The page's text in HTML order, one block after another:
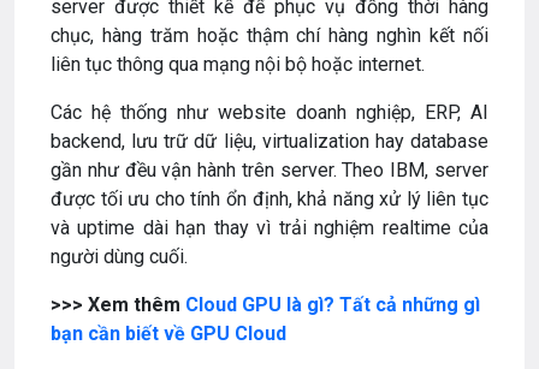
server được thiết kế để phục vụ đồng thời hàng
chục, hàng trăm hoặc thậm chí hàng nghìn kết nối
liên tục thông qua mạng nội bộ hoặc internet.
Các hệ thống như website doanh nghiệp, ERP, AI
backend, lưu trữ dữ liệu, virtualization hay database
gần như đều vận hành trên server. Theo IBM, server
được tối ưu cho tính ổn định, khả năng xử lý liên tục
và uptime dài hạn thay vì trải nghiệm realtime của
người dùng cuối.
>>> Xem thêm Cloud GPU là gì? Tất cả những gì
bạn cần biết về GPU Cloud